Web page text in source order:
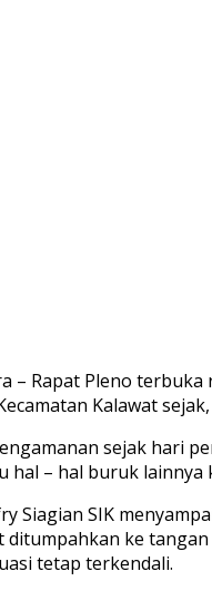
– Rapat Pleno
Kalawat
sejak hari
hal – hal buruk
Siagian SIK
ditumpahkan ke
tetap terkendali.